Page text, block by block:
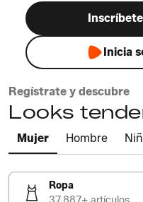
Inicia
Regístrate y descubre
Looks
Mujer Hombre
Ropa